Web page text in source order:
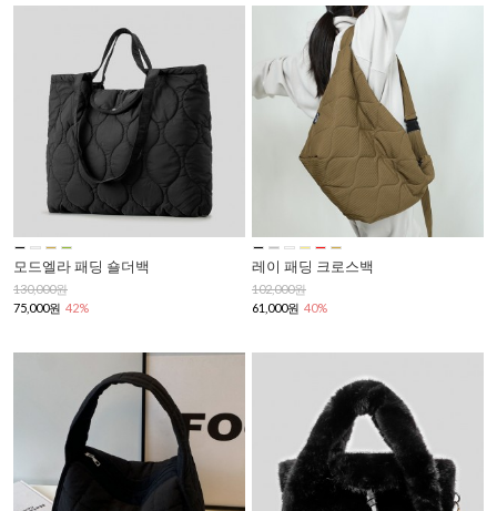
모드엘라 패딩 숄더백
130,000원
75,000원 42%
레이 패딩 크로스백
102,000원
61,000원 40%